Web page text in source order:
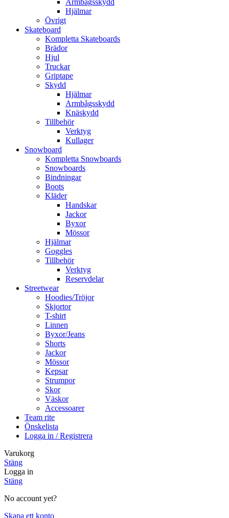
Armbågsskydd
Hjälmar
Övrigt
Skateboard
Kompletta Skateboards
Brädor
Hjul
Truckar
Griptape
Skydd
Hjälmar
Armbågsskydd
Knäskydd
Tillbehör
Verktyg
Kullager
Snowboard
Kompletta Snowboards
Snowboards
Bindningar
Boots
Kläder
Handskar
Jackor
Byxor
Mössor
Hjälmar
Goggles
Tillbehör
Verktyg
Reservdelar
Streetwear
Hoodies/Tröjor
Skjortor
T-shirt
Linnen
Byxor/Jeans
Shorts
Jackor
Mössor
Kepsar
Strumpor
Skor
Väskor
Accessoarer
Team rite
Önskelista
Logga in / Registrera
Varukorg
Stäng
Logga in
Stäng
No account yet?
Skapa ett konto